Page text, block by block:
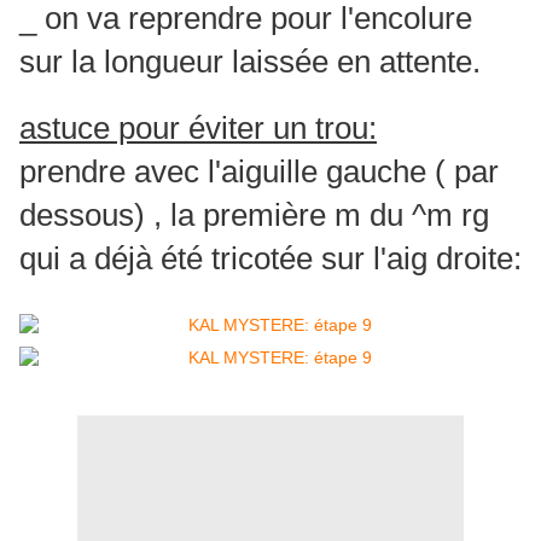
_ on va reprendre pour l'encolure
sur la longueur laissée en attente.
astuce pour éviter un trou:
prendre avec l'aiguille gauche ( par
dessous) , la première m du ^m rg
qui a déjà été tricotée sur l'aig droite: